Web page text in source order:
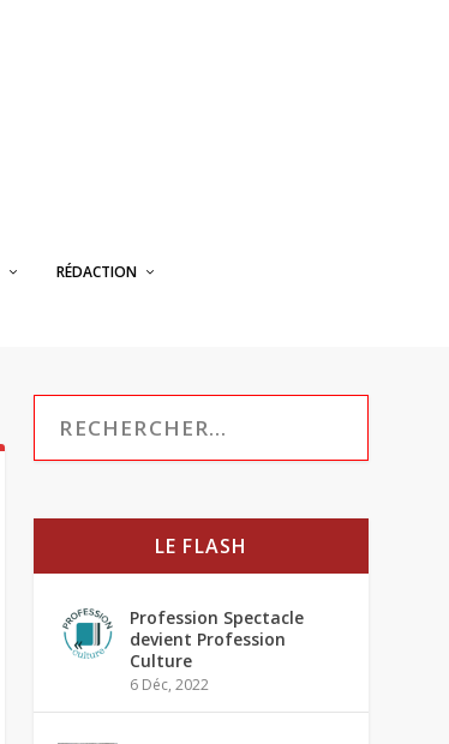
RÉDACTION
LE FLASH
Profession Spectacle
devient Profession
Culture
6 Déc, 2022